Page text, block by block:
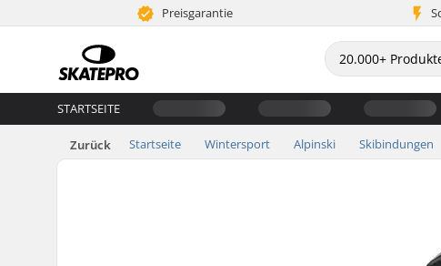
Preisgarantie
STARTSEITE
Zurück Startseite Wintersport Alpinski Skibindungen